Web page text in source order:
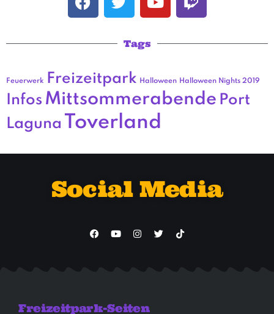
Tags
Feuerwerk Freizeitpark Halloween Halloween Nights 2019
Infos Mittsommerabende Port
Laguna Toverland
Social Media
Freizeitpark-Seiten